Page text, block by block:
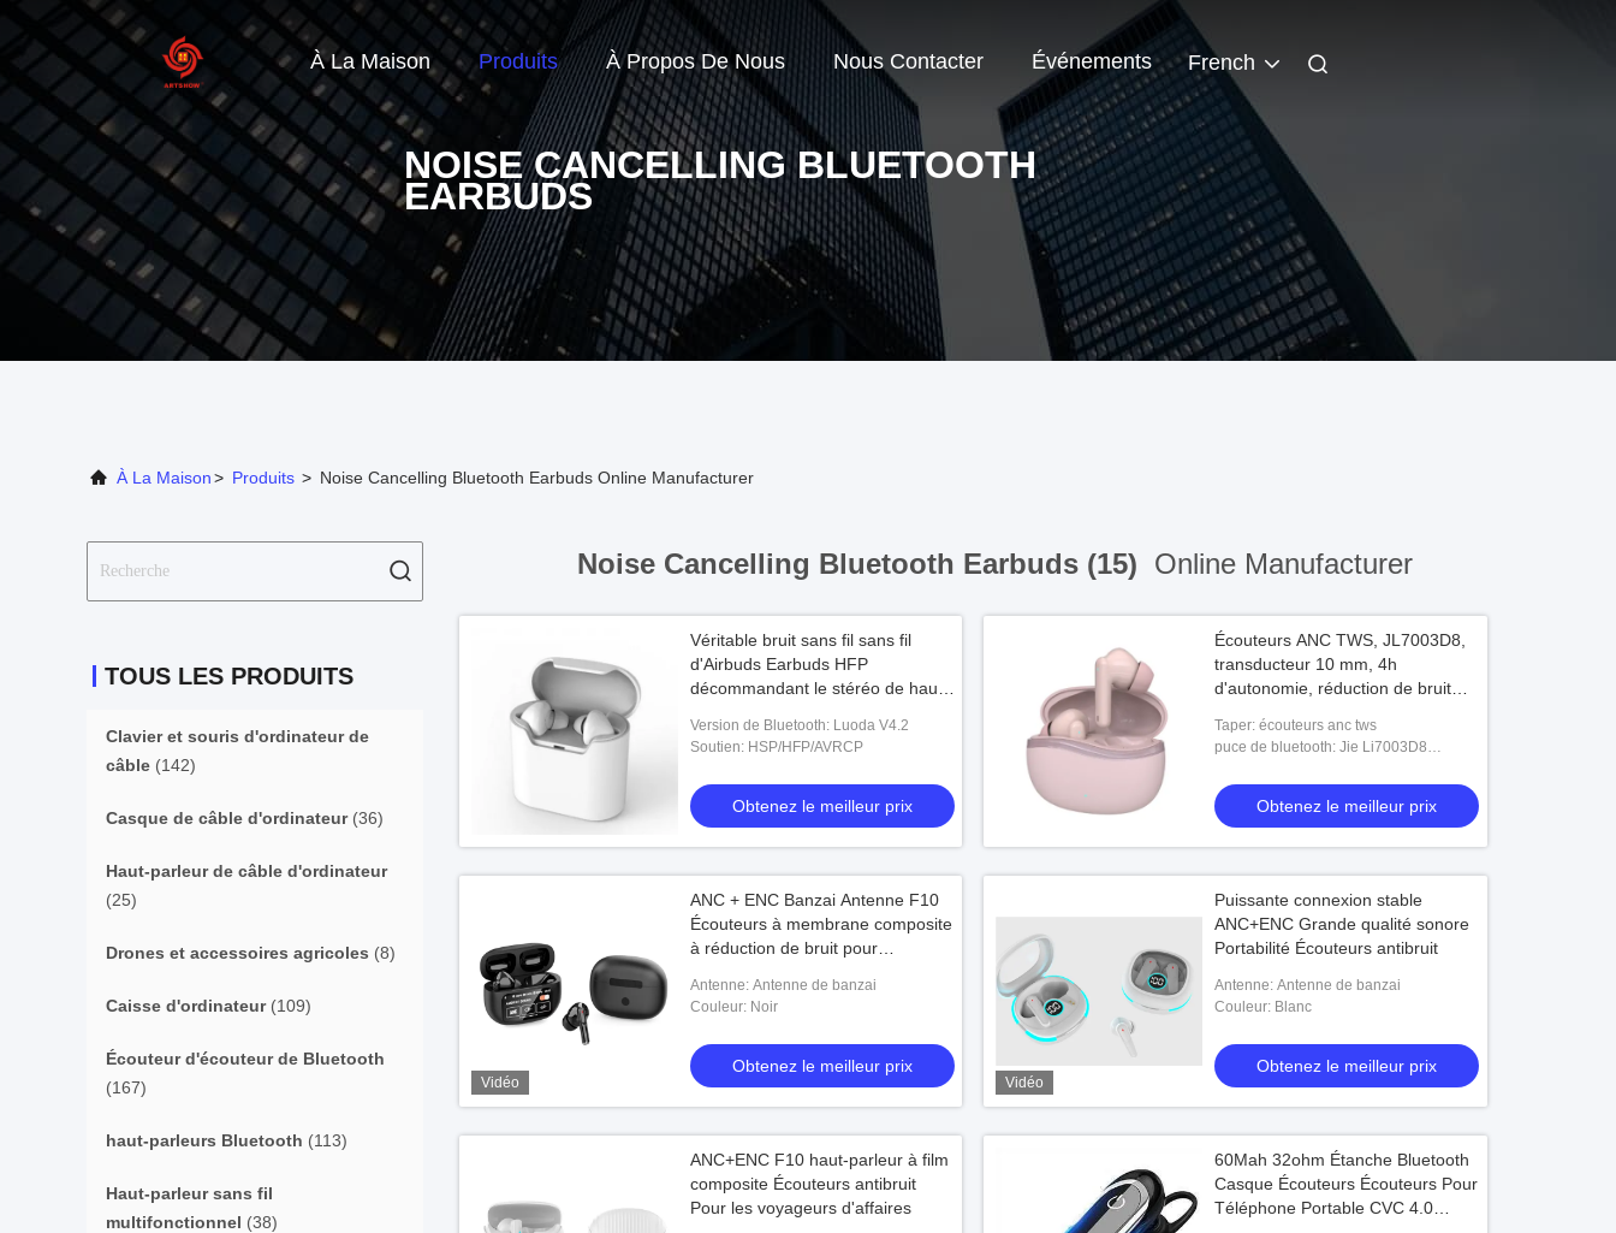
À La Maison Produits À Propos De Nous Nous Contacter Événements French
NOISE CANCELLING BLUETOOTH
EARBUDS
À La Maison> Produits > Noise Cancelling Bluetooth Earbuds Online Manufacturer
TOUS LES PRODUITS
Clavier et souris d'ordinateur de
câble (142)
Casque de câble d'ordinateur(36)
Haut-parleur de câble d'ordinateur
(25)
Drones et accessoires agricoles (8)
Caisse d'ordinateur(109)
Écouteur d'écouteur de Bluetooth
(167)
haut-parleurs Bluetooth (113)
Haut-parleur sans fil
multifonctionnel (38)
Noise Cancelling Bluetooth Earbuds (15) Online Manufacturer
Véritable bruit sans fil sans fil
d'Airbuds Earbuds HFP
décommandant le stéréo de haute
Version de Bluetooth: Luoda V4.2
Soutien: HSP/HFP/AVRCP
Obtenez le meilleur prix
Écouteurs ANC TWS, JL7003D8,
transducteur 10 mm, 4h
d'autonomie, réduction de bruit
Taper: écouteurs anc tws
puce de bluetooth: Jie Li7003D8
Obtenez le meilleur prix
Vidéo
ANC + ENC Banzai Antenne F10
Écouteurs à membrane composite
à réduction de bruit pour
Antenne: Antenne de banzai
Couleur: Noir
Obtenez le meilleur prix
Vidéo
Puissante connexion stable
ANC+ENC Grande qualité sonore
Portabilité Écouteurs antibruit
Antenne: Antenne de banzai
Couleur: Blanc
Obtenez le meilleur prix
ANC+ENC F10 haut-parleur à film
composite Écouteurs antibruit
Pour les voyageurs d'affaires
60Mah 32ohm Étanche Bluetooth
Casque Écouteurs Écouteurs Pour
Téléphone Portable CVC 4.0